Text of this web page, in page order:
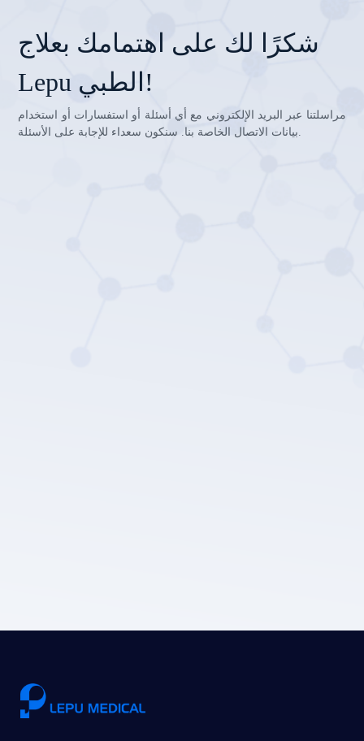
شكرًا لك على اهتمامك بعلاج
Lepu الطبي!
مراسلتنا عبر البريد الإلكتروني مع أي أسئلة أو استفسارات أو استخدام